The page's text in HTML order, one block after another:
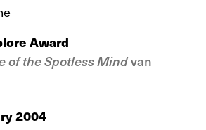
Award
of the Spotless Mindvan
2004